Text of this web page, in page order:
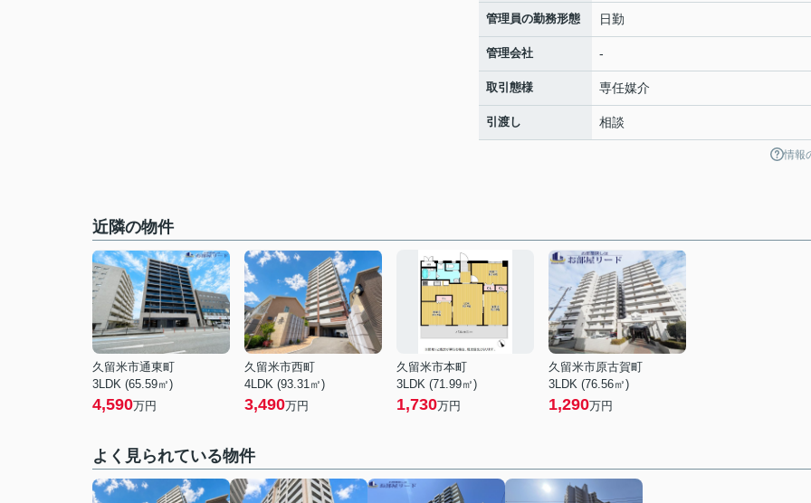
管理員の勤務形態 日勤
管理会社 -
取引態様 専任媒介
引渡し 相談
情報
近隣の物件
久留米市通東町
3LDK (65.59㎡)
4,590万円
久留米市西町
4LDK (93.31㎡)
3,490万円
久留米市本町
3LDK (71.99㎡)
1,730万円
久留米市原古賀町
3LDK (76.56㎡)
1,290万円
よく見られている物件